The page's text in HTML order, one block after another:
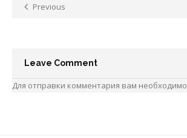
Previous
Leave Comment
Для отправки комментария вам необходимо